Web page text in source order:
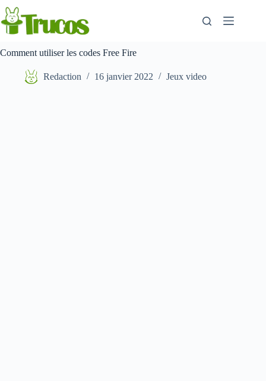
Aller
au
contenu
Comment utiliser les codes Free Fire
Redaction 16 janvier 2022 Jeux video